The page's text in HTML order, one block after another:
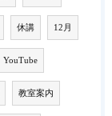
休講 12月
YouTube
教室案内